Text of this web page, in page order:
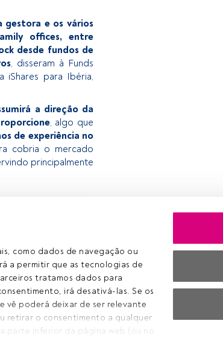
como dados de navegação ou
a permitir que as tecnologias de
tratamos dados para
irá desativá-las. Se os
vê poderá deixar de ser relevante
retirar o consentimento a qualquer
parte inferior da página web (ou no
e os vários
offices, entre
desde fundos de
, disseram à Funds
iShares para Ibéria,
a direção da
, algo que
de experiência no
cobria o mercado
principalmente
Se já
a FundsPeople